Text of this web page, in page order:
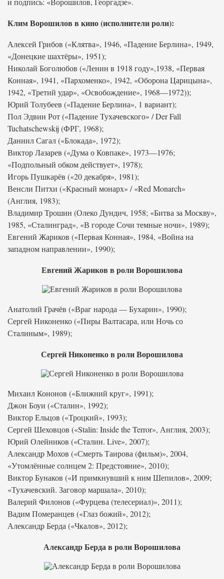
Клим Ворошилов в кино (исполнители роли):
Алексей Грибов («Клятва», 1946, «Падение Берлина», 1949,
«Донецкие шахтёры», 1951);
Николай Боголюбов («Ленин в 1918 году»,1938, «Первая
Конная», 1941, «Пархоменко», 1942, «Оборона Царицына»,
1942, «Третий удар», «Освобождение», 1968—1972));
Юрий Толубеев («Падение Берлина», 1 вариант);
Пол Эдвин Рот («Падение Тухачевского» / Der Fall
Tuchatschewskij (ФРГ, 1968);
Даниил Сагал («Блокада», 1972);
Виктор Лазарев («Дума о Ковпаке», 1973—1976;
«Подпольный обком действует», 1978);
Игорь Пушкарёв («20 декабря», 1981);
Венсли Питхи («Красный монарх» / «Red Monarch»
(Англия, 1983);
Владимир Трошин (Олеко Дундич, 1958; «Битва за Москву»,
1985, «Сталинград», «В городе Сочи темные ночи», 1989);
Евгений Жариков («Первая Конная», 1984, «Война на
западном направлении», 1990);
Евгений Жариков в роли Ворошилова
Анатолий Грачёв («Враг народа — Бухарин», 1990);
Сергей Никоненко («Пиры Валтасара, или Ночь со
Сталиным», 1989);
Сергей Никоненко в роли Ворошилова
Михаил Кононов («Ближний круг», 1991);
Джон Боуи («Сталин», 1992);
Виктор Ельцов («Троцкий», 1993);
Сергей Шеховцов («Stalin: Inside the Terror», Англия, 2003);
Юрий Олейников («Сталин. Live», 2007);
Александр Мохов («Смерть Таирова (фильм)», 2004,
«Утомлённые солнцем 2: Предстояние», 2010);
Виктор Бунаков («И примкнувший к ним Шепилов», 2009;
«Тухачевский. Заговор маршала», 2010);
Валерий Филонов («Фурцева (телесериал)», 2011);
Вадим Померанцев («Глаз божий», 2012);
Александр Берда («Чкалов», 2012);
Александр Берда в роли Ворошилова